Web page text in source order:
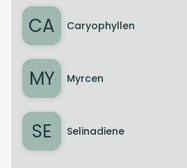
CA Caryophyllen
MY Myrcen
SE Selinadiene